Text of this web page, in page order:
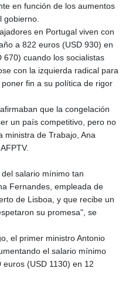
en función de los aumentos
gobierno.
en Portugal viven con
a 822 euros (USD 930) en
670) cuando los socialistas
con la izquierda radical para
fin a su política de rigor
que la congelación
un país competitivo, pero no
ministra de Trabajo, Ana
salario mínimo tan
Fernandes, empleada de
de Lisboa, y que recibe un
su promesa", se
el primer ministro Antonio
el salario mínimo
(USD 1130) en 12